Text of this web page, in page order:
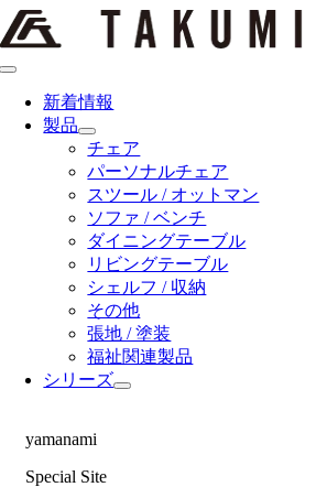
Skip
to
Toggle
Navigation新着情報
製品
チェア
パーソナルチェア
スツール / オットマン
ソファ / ベンチ
ダイニングテーブル
リビングテーブル
シェルフ / 収納
その他
張地 / 塗装
福祉関連製品
シリーズ
yamanami
Special Site